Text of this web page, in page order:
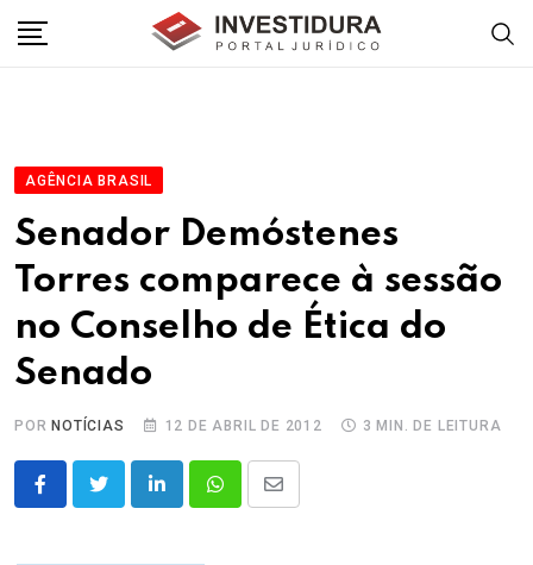
AGÊNCIA BRASIL
Senador Demóstenes
Torres comparece à sessão
no Conselho de Ética do
Senado
POR NOTÍCIAS 12 DE ABRIL DE 2012 3 MIN. DE LEITURA
LinkedInWhatsappShare